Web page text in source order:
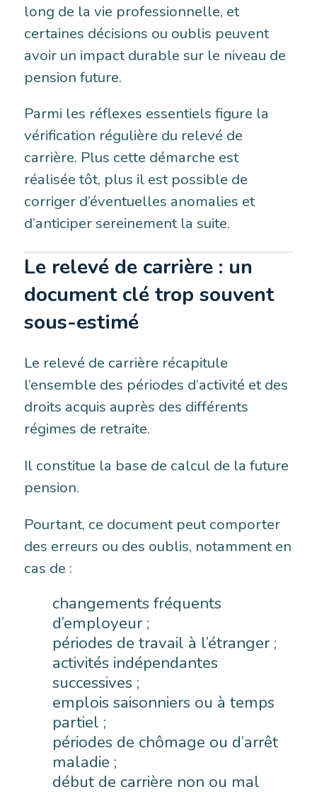
long de la vie professionnelle, et
certaines décisions ou oublis peuvent
avoir un impact durable sur le niveau de
pension future.
Parmi les réflexes essentiels figure la
vérification régulière du relevé de
carrière. Plus cette démarche est
réalisée tôt, plus il est possible de
corriger d’éventuelles anomalies et
d’anticiper sereinement la suite.
Le relevé de carrière : un
document clé trop souvent
sous-estimé
Le relevé de carrière récapitule
l’ensemble des périodes d’activité et des
droits acquis auprès des différents
régimes de retraite.
Il constitue la base de calcul de la future
pension.
Pourtant, ce document peut comporter
des erreurs ou des oublis, notamment en
cas de :
changements fréquents
d’employeur ;
périodes de travail à l’étranger ;
activités indépendantes
successives ;
emplois saisonniers ou à temps
partiel ;
périodes de chômage ou d’arrêt
maladie ;
début de carrière non ou mal